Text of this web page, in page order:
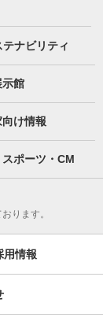
ナビリティ
示館
け情報
ポーツ・CM
ります。
用情報